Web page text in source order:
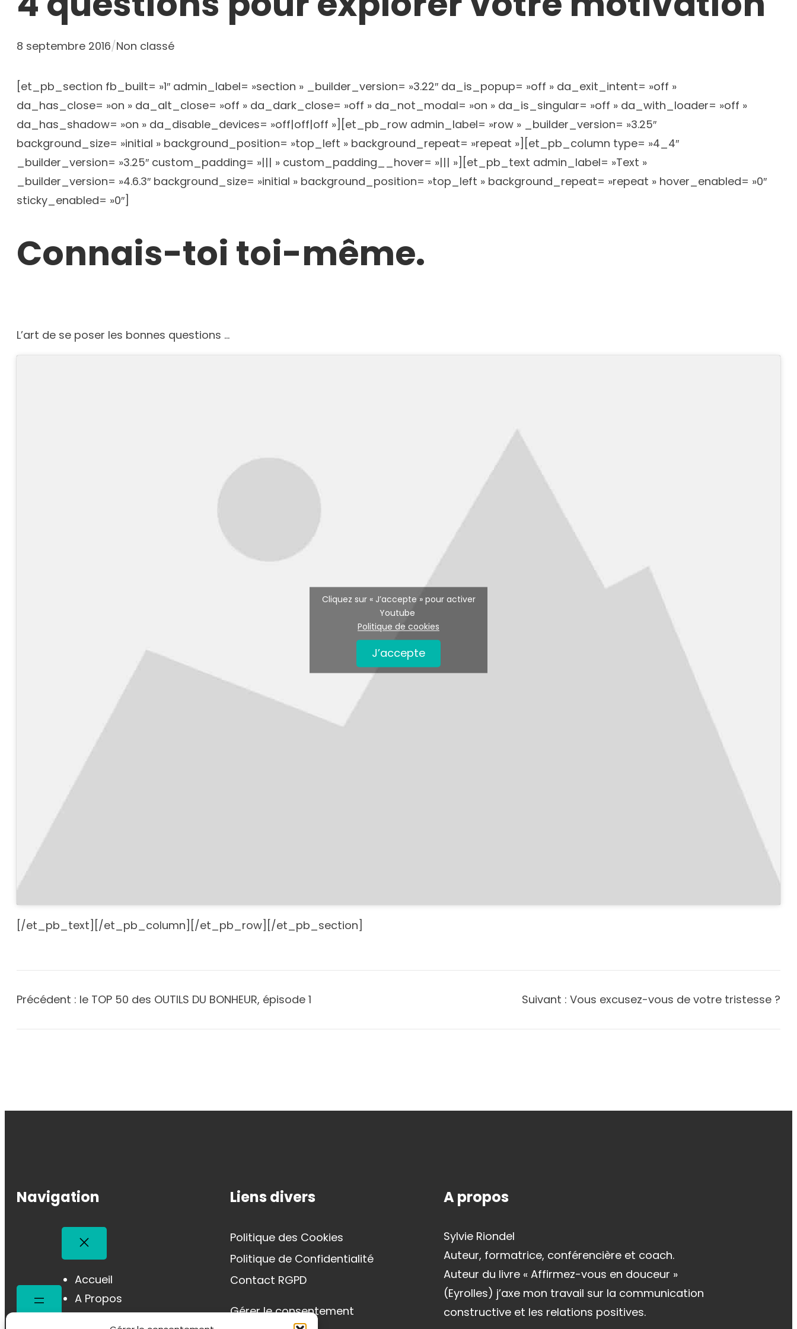
8 septembre 2016/Non classé
[et_pb_section fb_built= »1″ admin_label= »section » _builder_version= »3.22″ da_is_popup= »off » da_exit_intent= »off »
da_has_close= »on » da_alt_close= »off » da_dark_close= »off » da_not_modal= »on » da_is_singular= »off » da_with_loader= »off »
da_has_shadow= »on » da_disable_devices= »off|off|off »][et_pb_row admin_label= »row » _builder_version= »3.25″
background_size= »initial » background_position= »top_left » background_repeat= »repeat »][et_pb_column type= »4_4″
_builder_version= »3.25″ custom_padding= »||| » custom_padding__hover= »||| »][et_pb_text admin_label= »Text »
_builder_version= »4.6.3″ background_size= »initial » background_position= »top_left » background_repeat= »repeat » hover_enabled= »0″
sticky_enabled= »0″]
Connais-toi toi-même.
L’art de se poser les bonnes questions …
Cliquez sur « J’accepte » pour activer
Youtube
Politique de cookies
J’accepte
[/et_pb_text][/et_pb_column][/et_pb_row][/et_pb_section]
Précédent : le TOP 50 des OUTILS DU BONHEUR, épisode 1 Suivant : Vous excusez-vous de votre tristesse ?
Navigation
Accueil
A Propos
Mes Prestations
Liens divers
Politique des Cookies
Politique de Confidentialité
Contact RGPD
Gérer le consentement
A propos
Sylvie Riondel
Auteur, formatrice, conférencière et coach.
Auteur du livre « Affirmez-vous en douceur »
(Eyrolles) j’axe mon travail sur la communication
constructive et les relations positives.